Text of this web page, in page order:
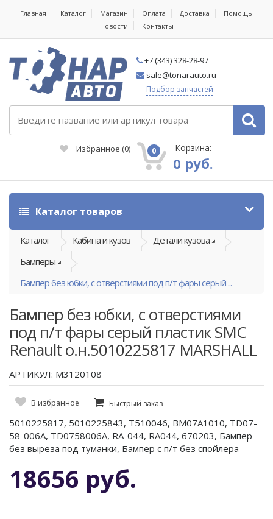
Главная Каталог Магазин Оплата Доставка
Помощь
Новости
Контакты
+7 (343) 328-28-97
sale@tonarauto.ru
Подбор запчастей
Избранное (0) 0 Корзина:
0 руб.
Каталог товаров
Каталог Кабина и кузов
Детали кузова
Бамперы
Бампер без юбки, с отверстиями под п/т фары серый ...
Бампер без юбки, с отверстиями
под п/т фары серый пластик SMC
Renault о.н.5010225817 MARSHALL
АРТИКУЛ: M3120108
В избранное Быстрый заказ
5010225817, 5010225843, T510046, BM07A1010, TD07-
58-006A, TD0758006A, RA-044, RA044, 670203, Бампер
без выреза под туманки, Бампер с п/т без спойлера
18656 руб.